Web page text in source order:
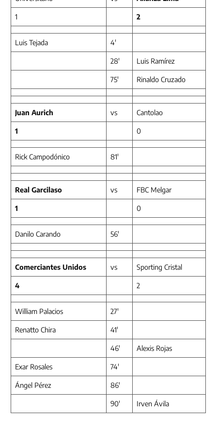
1 2
Luis Tejada 4′
28′ Luis Ramírez
75′ Rinaldo Cruzado
Juan Aurich vs Cantolao
1 0
Rick Campodónico 81′
Real Garcilaso vs FBC Melgar
1 0
Danilo Carando 56′
Comerciantes Unidos vs Sporting Cristal
4 2
William Palacios 27′
Renatto Chira 41′
46′ Alexis Rojas
Exar Rosales 74′
Ángel Pérez 86′
90′ Irven Ávila